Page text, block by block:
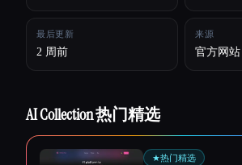
Esc
最后更新
2 周前
来源
官方网
AI Collection 热门精选
★热门精选